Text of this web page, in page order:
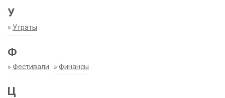
У
» Утраты
Ф
» Фестивали » Финансы
Ц